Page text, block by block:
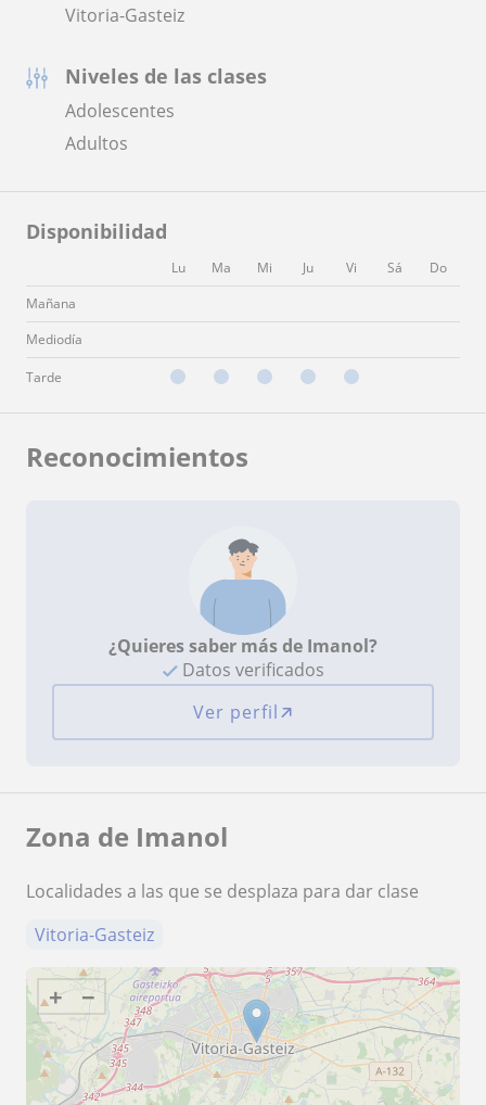
Vitoria-Gasteiz
Niveles de las clases
Adolescentes
Adultos
Disponibilidad
Lu Ma Mi Ju Vi Sá
Do
Mañana
Mediodía
Tarde
Reconocimientos
¿Quieres saber más de Imanol?
Datos verificados
Ver perfil
Zona de Imanol
Localidades a las que se desplaza para dar clase
Vitoria-Gasteiz
+ −